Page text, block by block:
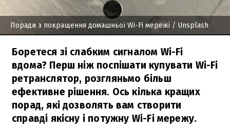
Поради з покращення домашньої Wi-Fi мережі / Unsplash
Боретеся зі слабким сигналом Wi-Fi
вдома? Перш ніж поспішати купувати Wi-Fi
ретранслятор, розгляньмо більш
ефективне рішення. Ось кілька кращих
порад, які дозволять вам створити
справді якісну і потужну Wi-Fi мережу.